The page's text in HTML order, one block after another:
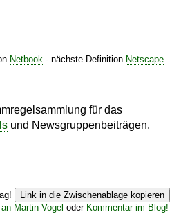
Netbook - nächste Definition Netscape
für das
und Newsgruppenbeiträgen.
Link in die Zwischenablage kopieren
Martin Vogel oder Kommentar im Blog!